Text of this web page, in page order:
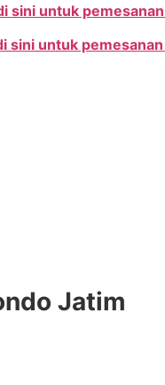
sini untuk
sini untuk
Jatim